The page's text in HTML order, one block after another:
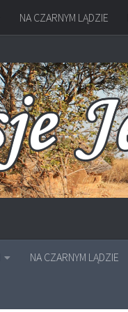
NA CZARNYM LĄDZIE
NA CZARNYM LĄDZIE